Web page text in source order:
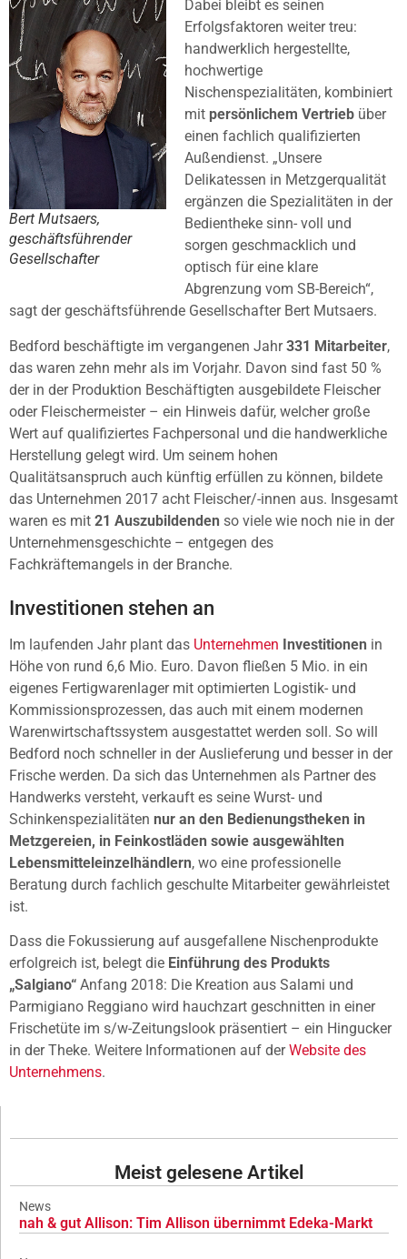
Bert Mutsaers,
geschäftsführender
Gesellschafter
Dabei bleibt es seinen
Erfolgsfaktoren weiter treu:
handwerklich hergestellte,
hochwertige
Nischenspezialitäten, kombiniert
mit persönlichem Vertrieb über
einen fachlich qualifizierten
Außendienst. „Unsere
Delikatessen in Metzgerqualität
ergänzen die Spezialitäten in der
Bedientheke sinn- voll und
sorgen geschmacklich und
optisch für eine klare
Abgrenzung vom SB-Bereich“,
sagt der geschäftsführende Gesellschafter Bert Mutsaers.
Bedford beschäftigte im vergangenen Jahr331 Mitarbeiter,
das waren zehn mehr als im Vorjahr. Davon sind fast 50 %
der in der Produktion Beschäftigten ausgebildete Fleischer
oder Fleischermeister – ein Hinweis dafür, welcher große
Wert auf qualifiziertes Fachpersonal und die handwerkliche
Herstellung gelegt wird. Um seinem hohen
Qualitätsanspruch auch künftig erfüllen zu können, bildete
das Unternehmen 2017 acht Fleischer/-innen aus. Insgesamt
waren es mit 21 Auszubildenden so viele wie noch nie in der
Unternehmensgeschichte – entgegen des
Fachkräftemangels in der Branche.
Investitionen stehen an
Im laufenden Jahr plant das Unternehmen Investitionen in
Höhe von rund 6,6 Mio. Euro. Davon fließen 5 Mio. in ein
eigenes Fertigwarenlager mit optimierten Logistik- und
Kommissionsprozessen, das auch mit einem modernen
Warenwirtschaftssystem ausgestattet werden soll. So will
Bedford noch schneller in der Auslieferung und besser in der
Frische werden. Da sich das Unternehmen als Partner des
Handwerks versteht, verkauft es seine Wurst- und
Schinkenspezialitäten nur an den Bedienungstheken in
Metzgereien, in Feinkostläden sowie ausgewählten
Lebensmitteleinzelhändlern, wo eine professionelle
Beratung durch fachlich geschulte Mitarbeiter gewährleistet
ist.
Dass die Fokussierung auf ausgefallene Nischenprodukte
erfolgreich ist, belegt die Einführung des Produkts
„Salgiano“ Anfang 2018: Die Kreation aus Salami und
Parmigiano Reggiano wird hauchzart geschnitten in einer
Frischetüte im s/w-Zeitungslook präsentiert – ein Hingucker
in der Theke. Weitere Informationen auf derWebsite des
Unternehmens.
Meist gelesene Artikel
News
nah & gut Allison: Tim Allison übernimmt Edeka-Markt